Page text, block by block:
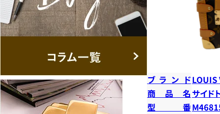
ブランドLOUIS
商品名 サイド
型番